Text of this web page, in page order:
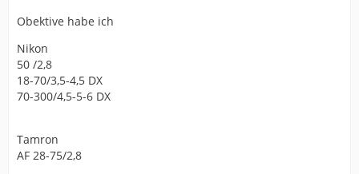
Obektive habe ich
Nikon
50 /2,8
18-70/3,5-4,5 DX
70-300/4,5-5-6 DX
Tamron
AF 28-75/2,8